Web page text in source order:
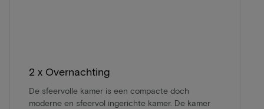
2 x Overnachting
De sfeervolle kamer is een compacte doch
moderne en sfeervol ingerichte kamer. De kamer